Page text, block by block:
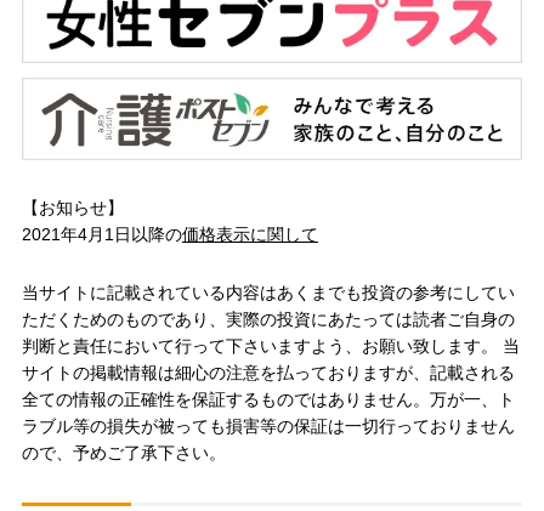
【お知らせ】
2021年4月1日以降の価格表示に関して
当サイトに記載されている内容はあくまでも投資の参考にしてい
ただくためのものであり、実際の投資にあたっては読者ご自身の
判断と責任において行って下さいますよう、お願い致します。 当
サイトの掲載情報は細心の注意を払っておりますが、記載される
全ての情報の正確性を保証するものではありません。万が一、ト
ラブル等の損失が被っても損害等の保証は一切行っておりません
ので、予めご了承下さい。